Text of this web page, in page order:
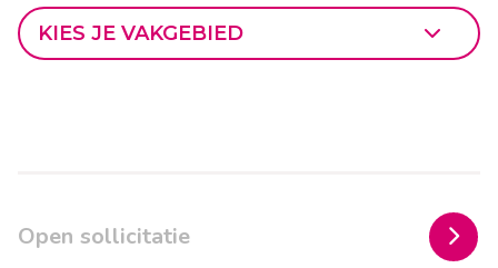
Open sollicitatie